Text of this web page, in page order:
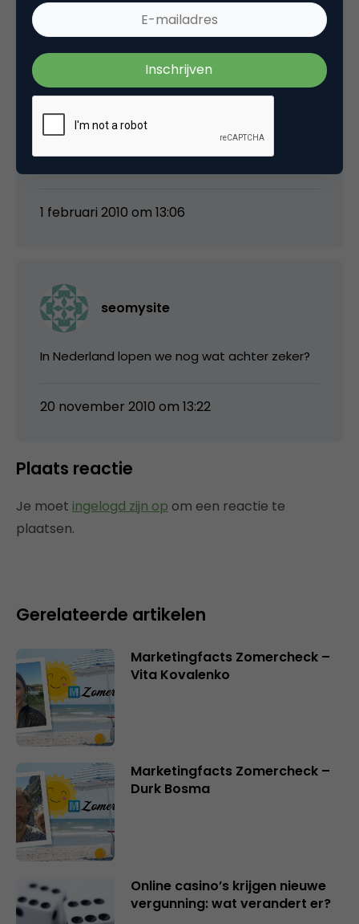
Danny Verhoeven
Staat er ook ergens in welke verhouding dit
staat tot het gebruik van social media in
Nederland?
1 februari 2010 om 13:06
seomysite
In Nederland lopen we nog wat achter zeker?
20 november 2010 om 13:22
Plaats reactie
Je moet ingelogd zijn op om een reactie te
plaatsen.
Gerelateerde artikelen
Marketingfacts Zomercheck –
Vita Kovalenko
Marketingfacts Zomercheck –
Durk Bosma
Online casino’s krijgen nieuwe
vergunning: wat verandert er?